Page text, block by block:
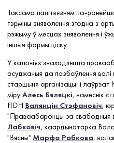
Таксама палітвязням па-
тэрміны зняволення згодна з
рэжыму ў месцах зняволення і
іншыя формы ціску.
У калоніях знаходзяцца
асуджаныя да пазбаўлення
старшыня арганізацыі і лаўрэат
міруАлесь Бяляцкі, намеснік
FIDH Валянцін Стэфановіч,
"Праваабаронцы за свабодныя
Лабковіч, каардынатарка
"Вясны" Марфа Рабкова,